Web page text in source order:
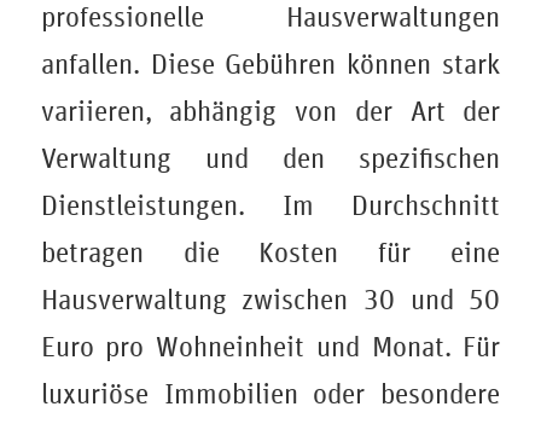
professionelle Hausverwaltungen
anfallen. Diese Gebühren können stark
variieren, abhängig von der Art der
Verwaltung und den spezifischen
Dienstleistungen. Im Durchschnitt
betragen die Kosten für eine
Hausverwaltung zwischen 30 und 50
Euro pro Wohneinheit und Monat. Für
luxuriöse Immobilien oder besondere